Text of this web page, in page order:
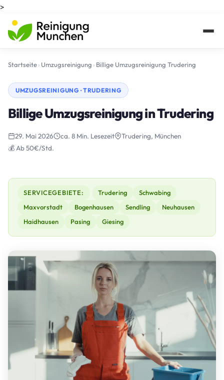
>
Startseite› Umzugsreinigung › Billige Umzugsreinigung Trudering
UMZUGSREINIGUNG · TRUDERING
Billige Umzugsreinigung in Trudering
29. Mai 2026 ca. 8 Min. Lesezeit
Trudering, München
💰 Ab 50€/Std.
SERVICEGEBIETE: Trudering
Schwabing
Maxvorstadt
Bogenhausen Sendling
Neuhausen
Haidhausen
Pasing Giesing